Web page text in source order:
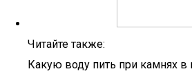
Читайте также:
Какую воду пить при камнях в